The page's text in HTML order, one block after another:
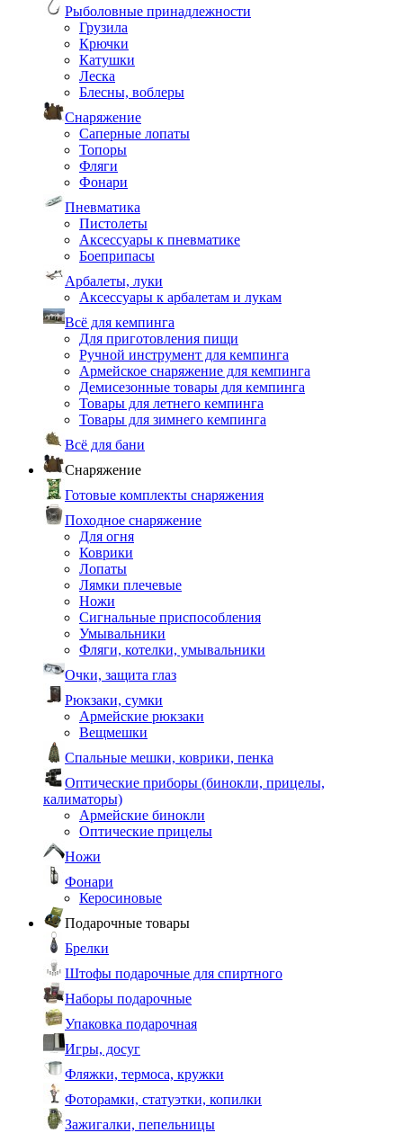
Рыболовные принадлежности
Грузила
Крючки
Катушки
Леска
Блесны, воблеры
Снаряжение
Саперные лопаты
Топоры
Фляги
Фонари
Пневматика
Пистолеты
Аксессуары к пневматике
Боеприпасы
Арбалеты, луки
Аксессуары к арбалетам и лукам
Всё для кемпинга
Для приготовления пищи
Ручной инструмент для кемпинга
Армейское снаряжение для кемпинга
Демисезонные товары для кемпинга
Товары для летнего кемпинга
Товары для зимнего кемпинга
Всё для бани
Снаряжение
Готовые комплекты снаряжения
Походное снаряжение
Для огня
Коврики
Лопаты
Лямки плечевые
Ножи
Сигнальные приспособления
Умывальники
Фляги, котелки, умывальники
Очки, защита глаз
Рюкзаки, сумки
Армейские рюкзаки
Вещмешки
Спальные мешки, коврики, пенка
Оптические приборы (бинокли, прицелы,
калиматоры)
Армейские бинокли
Оптические прицелы
Ножи
Фонари
Керосиновые
Подарочные товары
Брелки
Штофы подарочные для спиртного
Наборы подарочные
Упаковка подарочная
Игры, досуг
Фляжки, термоса, кружки
Фоторамки, статуэтки, копилки
Зажигалки, пепельницы